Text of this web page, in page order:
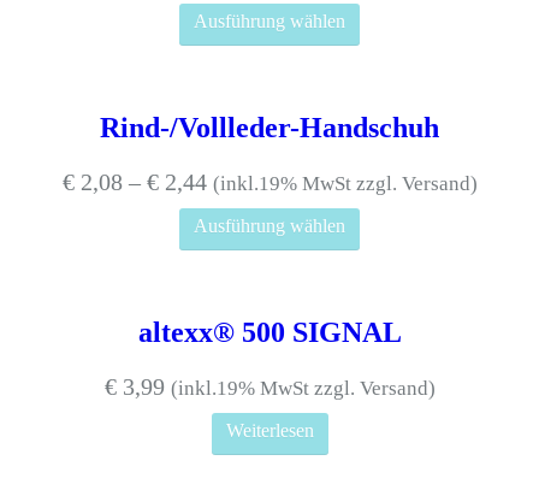
Ausführung wählen
Dieses
auf.
Die
können
auf
Produktseite
Rind-/Vollleder-Handschuh
€2,08– €2,44 (inkl.19% MwSt zzgl. Versand)
Ausführung wählen
Dieses
auf.
Die
können
altexx® 500 SIGNAL
€3,99 (inkl.19% MwSt zzgl. Versand)
Weiterlesen